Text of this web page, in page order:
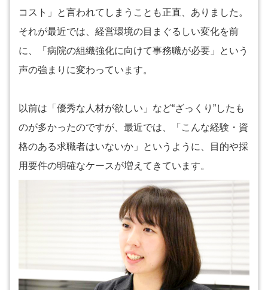
コスト」と言われてしまうことも正直、ありました。
それが最近では、経営環境の目まぐるしい変化を前
に、「病院の組織強化に向けて事務職が必要」という
声の強まりに変わっています。
以前は「優秀な人材が欲しい」など“ざっくり”したも
のが多かったのですが、最近では、「こんな経験・資
格のある求職者はいないか」というように、目的や採
用要件の明確なケースが増えてきています。